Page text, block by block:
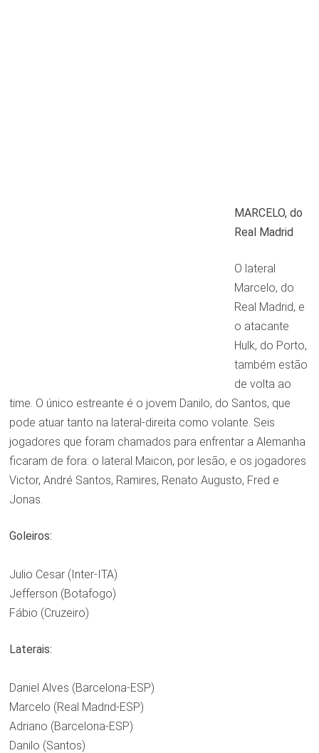
MARCELO, do
Real Madrid
O lateral
Marcelo, do
Real Madrid, e
o atacante
Hulk, do Porto,
também estão
de volta ao
time. O único estreante é o jovem Danilo, do Santos, que
pode atuar tanto na lateral-direita como volante. Seis
jogadores que foram chamados para enfrentar a Alemanha
ficaram de fora: o lateral Maicon, por lesão, e os jogadores
Victor, André Santos, Ramires, Renato Augusto, Fred e
Jonas.
Goleiros:
Julio Cesar (Inter-ITA)
Jefferson (Botafogo)
Fábio (Cruzeiro)
Laterais:
Daniel Alves (Barcelona-ESP)
Marcelo (Real Madrid-ESP)
Adriano (Barcelona-ESP)
Danilo (Santos)